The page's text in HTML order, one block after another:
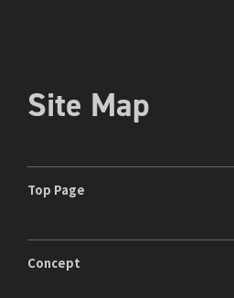
Site Map
Top Page
Concept